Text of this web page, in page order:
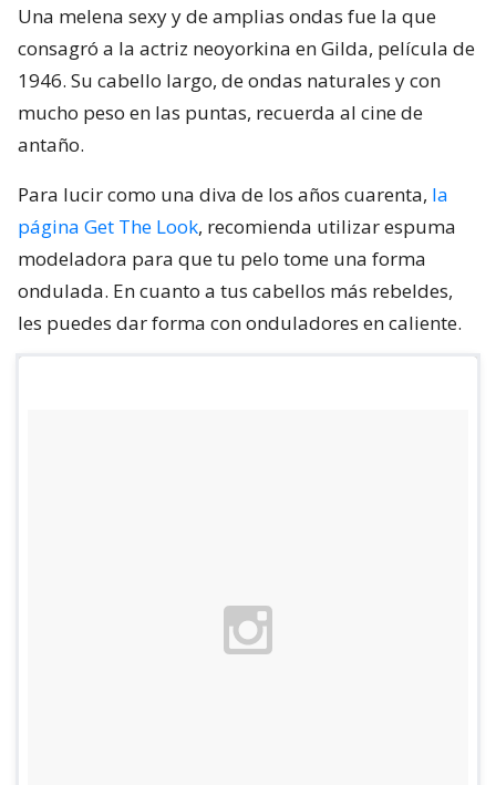
Una melena sexy y de amplias ondas fue la que
consagró a la actriz neoyorkina en Gilda, película de
1946. Su cabello largo, de ondas naturales y con
mucho peso en las puntas, recuerda al cine de
antaño.
Para lucir como una diva de los años cuarenta, la
página Get The Look, recomienda utilizar espuma
modeladora para que tu pelo tome una forma
ondulada. En cuanto a tus cabellos más rebeldes,
les puedes dar forma con onduladores en caliente.